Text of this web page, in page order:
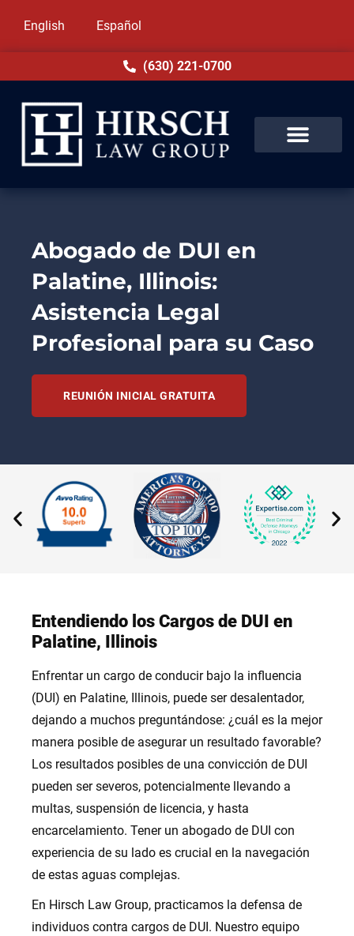
English Español
(630) 221-0700
Abogado de DUI en
Palatine, Illinois:
Asistencia Legal
Profesional para su Caso
REUNIÓN INICIAL GRATUITA
Entendiendo los Cargos de DUI en
Palatine, Illinois
Enfrentar un cargo de conducir bajo la influencia
(DUI) en Palatine, Illinois, puede ser desalentador,
dejando a muchos preguntándose: ¿cuál es la mejor
manera posible de asegurar un resultado favorable?
Los resultados posibles de una convicción de DUI
pueden ser severos, potencialmente llevando a
multas, suspensión de licencia, y hasta
encarcelamiento. Tener un abogado de DUI con
experiencia de su lado es crucial en la navegación
de estas aguas complejas.
En Hirsch Law Group, practicamos la defensa de
individuos contra cargos de DUI. Nuestro equipo